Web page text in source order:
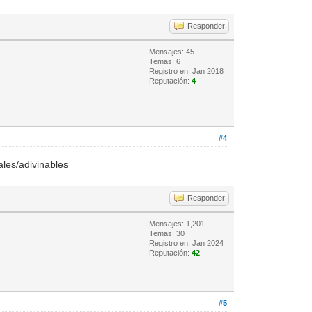
Responder
Mensajes: 45
Temas: 6
Registro en: Jan 2018
Reputación:4
#4
adivinables
Responder
Mensajes: 1,201
Temas: 30
Registro en: Jan 2024
Reputación:42
#5